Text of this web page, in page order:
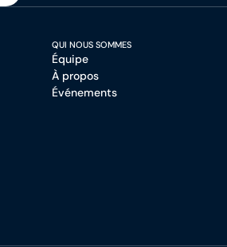
QUI NOUS SOMMES
Équipe
À propos
Événements
onglet)
nouvel onglet)